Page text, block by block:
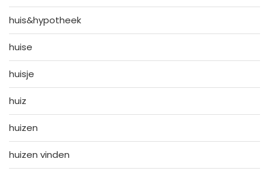
huis&hypotheek
huise
huisje
huiz
huizen
huizen vinden